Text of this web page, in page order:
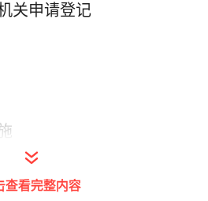
关申请登记
查看完整内容